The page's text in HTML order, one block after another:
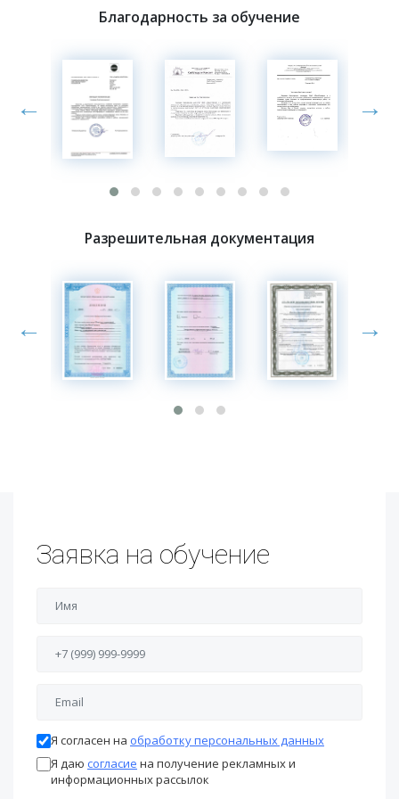
Благодарность за обучение
← →
Разрешительная документация
← →
Заявка на обучение
Я согласен на обработку персональных данных
Я даю согласие на получение рекламных и
информационных рассылок